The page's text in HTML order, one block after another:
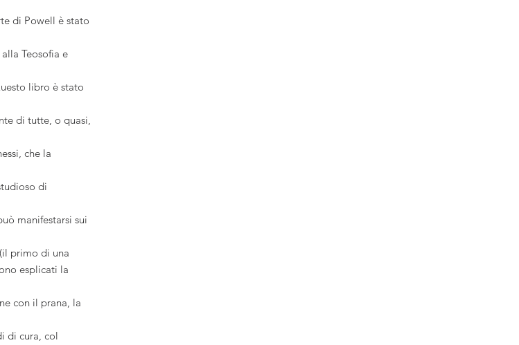
di Powell è stato
Teosofia e
libro è stato
di tutte, o quasi,
che la
di
manifestarsi sui
primo di una
esplicati la
con il prana, la
di cura, col